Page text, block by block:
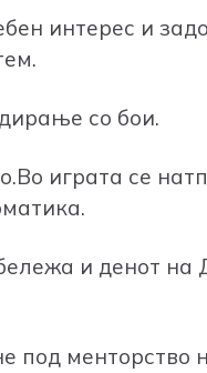
интерес и
со бои.
играта се
и денот на
под менторство